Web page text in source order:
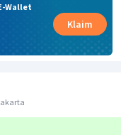
Wallet
Klaim